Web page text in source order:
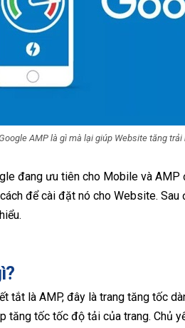
AMP là gì mà lại giúp Website tăng
đang ưu tiên cho Mobile và
để cài đặt nó cho Website. Sau
tắt là AMP, đây là trang tăng tốc
tăng tốc tốc độ tải của trang. Chủ